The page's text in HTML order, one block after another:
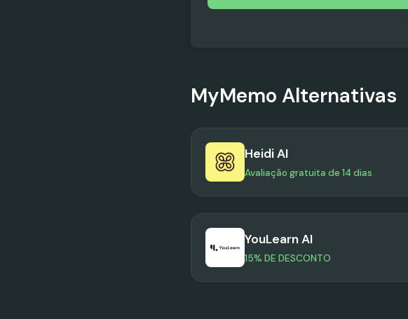
MyMemo Alternativas
Heidi AI
Avaliação gratuita de 14 dias
YouLearn AI
15% DE DESCONTO